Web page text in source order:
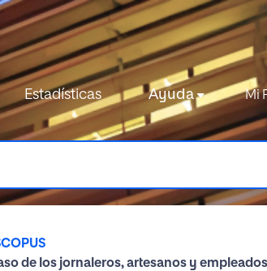
Estadísticas Ayuda Mi
de los jornaleros, artesanos y empleados